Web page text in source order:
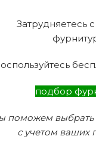
Затрудняетесь
подбор
поможем выбрать
с учетом ваших